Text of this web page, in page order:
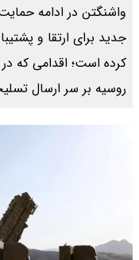
واشنگتن در ادامه
جدید برای ارتقا و
کرده است؛ اقدامی که
روسیه بر سر ارسال